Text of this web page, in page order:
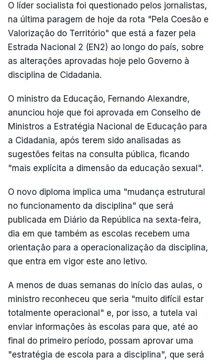
O líder socialista foi questionado pelos jornalistas,
na última paragem de hoje da rota "Pela Coesão e
Valorização do Território" que está a fazer pela
Estrada Nacional 2 (EN2) ao longo do país, sobre
as alterações aprovadas hoje pelo Governo à
disciplina de Cidadania.
O ministro da Educação, Fernando Alexandre,
anunciou hoje que foi aprovada em Conselho de
Ministros a Estratégia Nacional de Educação para
a Cidadania, após terem sido analisadas as
sugestões feitas na consulta pública, ficando
"mais explícita a dimensão da educação sexual".
O novo diploma implica uma "mudança estrutural
no funcionamento da disciplina" que será
publicada em Diário da República na sexta-feira,
dia em que também as escolas recebem uma
orientação para a operacionalização da disciplina,
que entra em vigor este ano letivo.
A menos de duas semanas do início das aulas, o
ministro reconheceu que seria "muito difícil estar
totalmente operacional" e, por isso, a tutela vai
enviar informações às escolas para que, até ao
final do primeiro período, possam aprovar uma
"estratégia de escola para a disciplina", que será